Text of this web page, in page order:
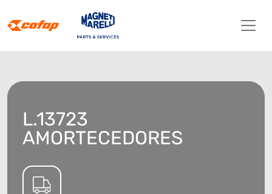
L.13723
AMORTECEDORES